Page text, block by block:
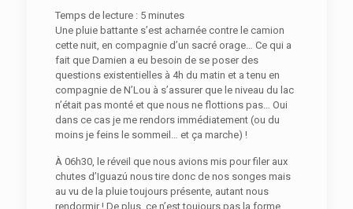
Temps de lecture : 5 minutes
Une pluie battante s’est acharnée contre le camion
cette nuit, en compagnie d’un sacré orage… Ce qui a
fait que Damien a eu besoin de se poser des
questions existentielles à 4h du matin et a tenu en
compagnie de N’Lou à s’assurer que le niveau du lac
n’était pas monté et que nous ne flottions pas… Oui
dans ce cas je me rendors immédiatement (ou du
moins je feins le sommeil… et ça marche) !
À 06h30, le réveil que nous avions mis pour filer aux
chutes d’Iguazú nous tire donc de nos songes mais
au vu de la pluie toujours présente, autant nous
rendormir ! De plus, ce n’est toujours pas la forme